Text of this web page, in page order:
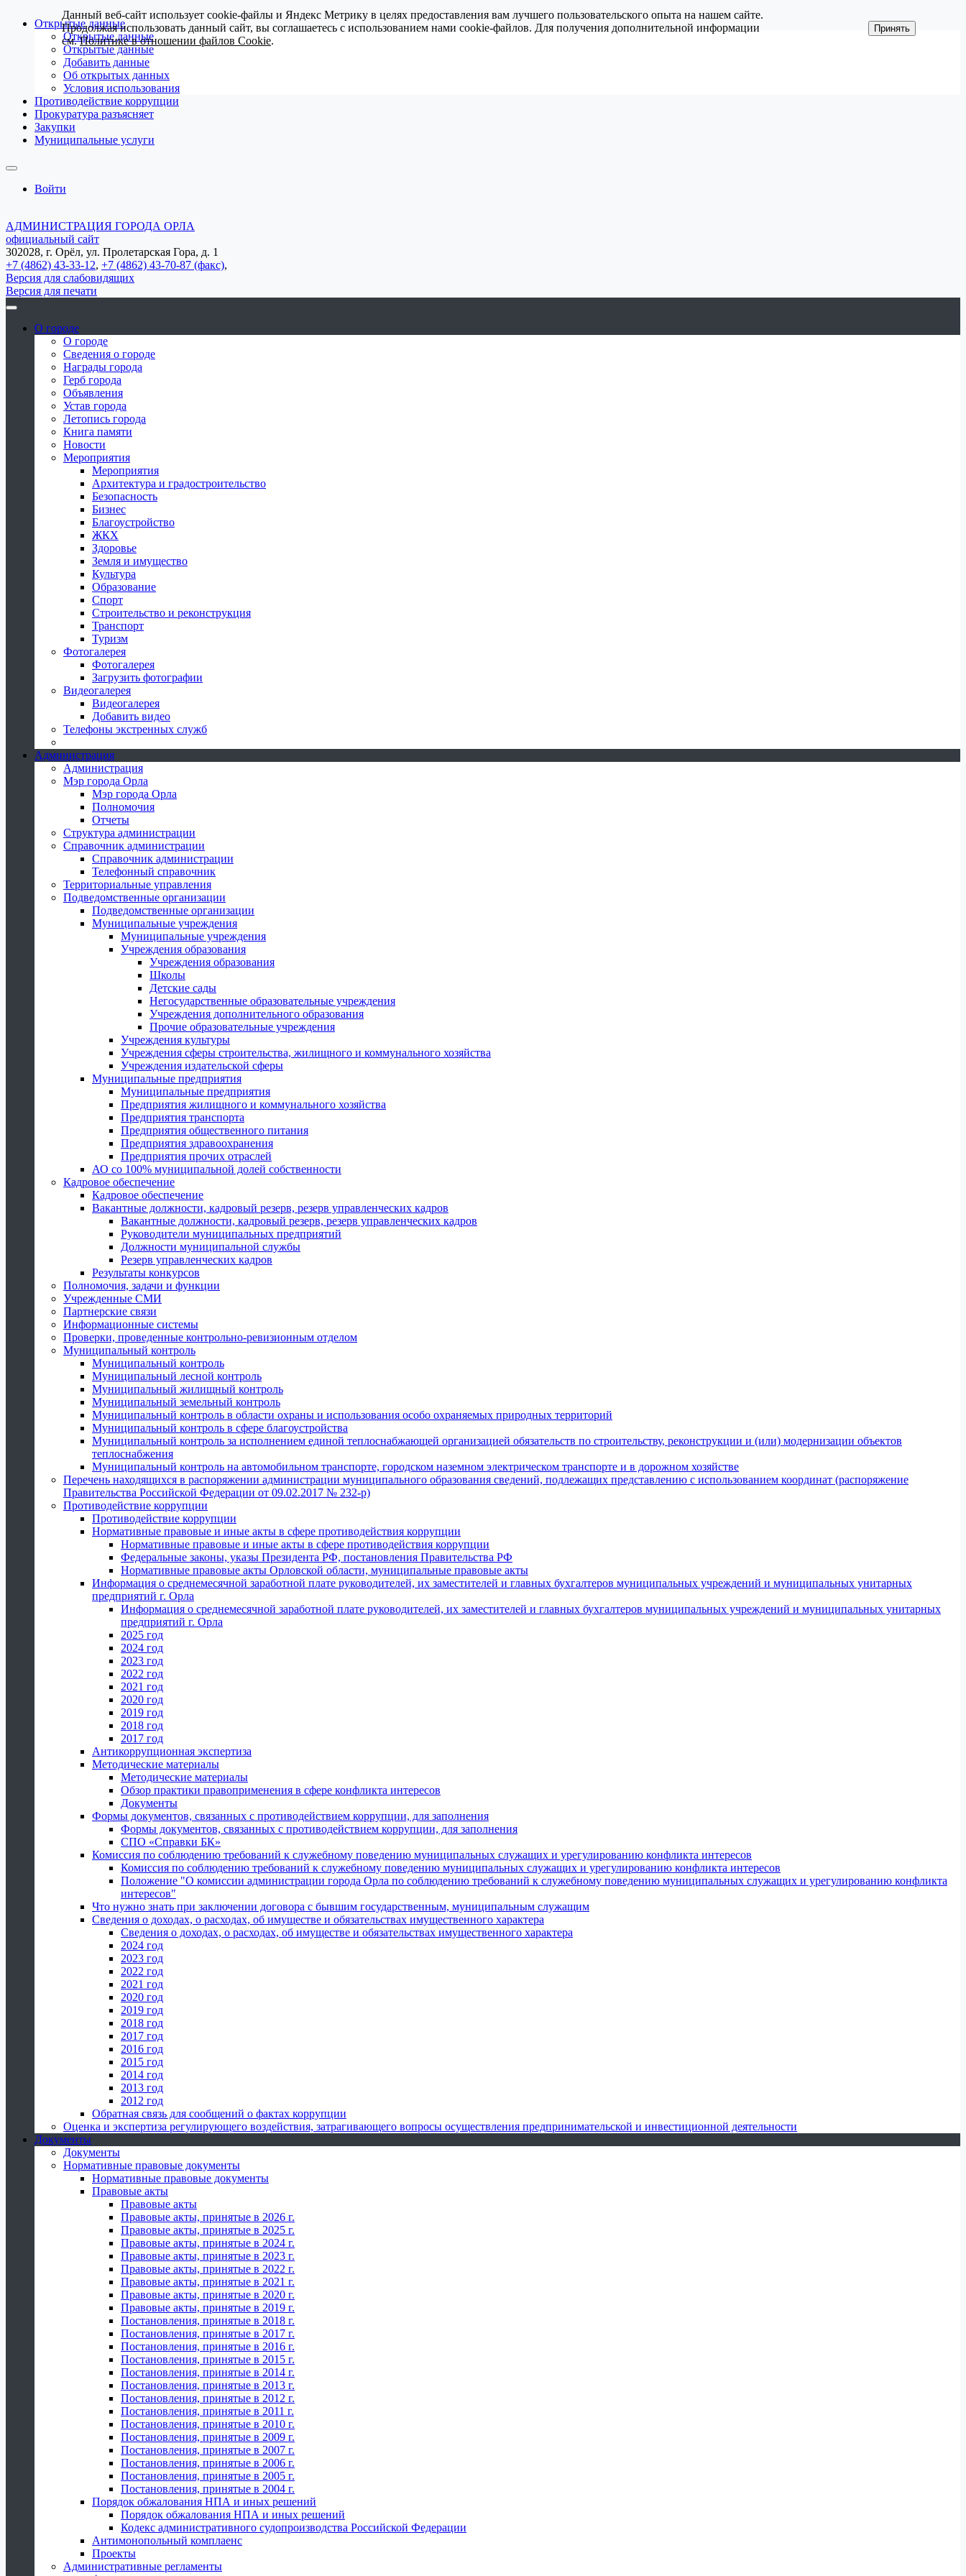
Открытые данные
Открытые данные
Открытые данные
Добавить данные
Об открытых данных
Условия использования
Противодействие коррупции
Прокуратура разъясняет
Закупки
Муниципальные услуги
Войти
АДМИНИСТРАЦИЯ ГОРОДА ОРЛА
официальный сайт
302028, г. Орёл, ул. Пролетарская Гора, д. 1
+7 (4862) 43-33-12, +7 (4862) 43-70-87 (факс),
Версия для слабовидящих
Версия для печати
О городе
О городе
Сведения о городе
Награды города
Герб города
Объявления
Устав города
Летопись города
Книга памяти
Новости
Мероприятия
Мероприятия
Архитектура и градостроительство
Безопасность
Бизнес
Благоустройство
ЖКХ
Здоровье
Земля и имущество
Культура
Образование
Спорт
Строительство и реконструкция
Транспорт
Туризм
Фотогалерея
Фотогалерея
Загрузить фотографии
Видеогалерея
Видеогалерея
Добавить видео
Телефоны экстренных служб
Администрация
Администрация
Мэр города Орла
Мэр города Орла
Полномочия
Отчеты
Структура администрации
Справочник администрации
Справочник администрации
Телефонный справочник
Территориальные управления
Подведомственные организации
Подведомственные организации
Муниципальные учреждения
Муниципальные учреждения
Учреждения образования
Учреждения образования
Школы
Детские сады
Негосударственные образовательные учреждения
Учреждения дополнительного образования
Прочие образовательные учреждения
Учреждения культуры
Учреждения сферы строительства, жилищного и коммунального хозяйства
Учреждения издательской сферы
Муниципальные предприятия
Муниципальные предприятия
Предприятия жилищного и коммунального хозяйства
Предприятия транспорта
Предприятия общественного питания
Предприятия здравоохранения
Предприятия прочих отраслей
АО со 100% муниципальной долей собственности
Кадровое обеспечение
Кадровое обеспечение
Вакантные должности, кадровый резерв, резерв управленческих кадров
Вакантные должности, кадровый резерв, резерв управленческих кадров
Руководители муниципальных предприятий
Должности муниципальной службы
Резерв управленческих кадров
Результаты конкурсов
Полномочия, задачи и функции
Учрежденные СМИ
Партнерские связи
Информационные системы
Проверки, проведенные контрольно-ревизионным отделом
Муниципальный контроль
Муниципальный контроль
Муниципальный лесной контроль
Муниципальный жилищный контроль
Муниципальный земельный контроль
Муниципальный контроль в области охраны и использования особо охраняемых природных территорий
Муниципальный контроль в сфере благоустройства
Муниципальный контроль за исполнением единой теплоснабжающей организацией обязательств по строительству, реконструкции и (или) модернизации объектов
теплоснабжения
Муниципальный контроль на автомобильном транспорте, городском наземном электрическом транспорте и в дорожном хозяйстве
Перечень находящихся в распоряжении администрации муниципального образования сведений, подлежащих представлению с использованием координат (распоряжение
Правительства Российской Федерации от 09.02.2017 № 232-р)
Противодействие коррупции
Противодействие коррупции
Нормативные правовые и иные акты в сфере противодействия коррупции
Нормативные правовые и иные акты в сфере противодействия коррупции
Федеральные законы, указы Президента РФ, постановления Правительства РФ
Нормативные правовые акты Орловской области, муниципальные правовые акты
Информация о среднемесячной заработной плате руководителей, их заместителей и главных бухгалтеров муниципальных учреждений и муниципальных унитарных
предприятий г. Орла
Информация о среднемесячной заработной плате руководителей, их заместителей и главных бухгалтеров муниципальных учреждений и муниципальных унитарных
предприятий г. Орла
2025 год
2024 год
2023 год
2022 год
2021 год
2020 год
2019 год
2018 год
2017 год
Антикоррупционная экспертиза
Методические материалы
Методические материалы
Обзор практики правоприменения в сфере конфликта интересов
Документы
Формы документов, связанных с противодействием коррупции, для заполнения
Формы документов, связанных с противодействием коррупции, для заполнения
СПО «Справки БК»
Комиссия по соблюдению требований к служебному поведению муниципальных служащих и урегулированию конфликта интересов
Комиссия по соблюдению требований к служебному поведению муниципальных служащих и урегулированию конфликта интересов
Положение "О комиссии администрации города Орла по соблюдению требований к служебному поведению муниципальных служащих и урегулированию конфликта
интересов"
Что нужно знать при заключении договора с бывшим государственным, муниципальным служащим
Сведения о доходах, о расходах, об имуществе и обязательствах имущественного характера
Сведения о доходах, о расходах, об имуществе и обязательствах имущественного характера
2024 год
2023 год
2022 год
2021 год
2020 год
2019 год
2018 год
2017 год
2016 год
2015 год
2014 год
2013 год
2012 год
Обратная связь для сообщений о фактах коррупции
Оценка и экспертиза регулирующего воздействия, затрагивающего вопросы осуществления предпринимательской и инвестиционной деятельности
Документы
Документы
Нормативные правовые документы
Нормативные правовые документы
Правовые акты
Правовые акты
Правовые акты, принятые в 2026 г.
Правовые акты, принятые в 2025 г.
Правовые акты, принятые в 2024 г.
Правовые акты, принятые в 2023 г.
Правовые акты, принятые в 2022 г.
Правовые акты, принятые в 2021 г.
Правовые акты, принятые в 2020 г.
Правовые акты, принятые в 2019 г.
Постановления, принятые в 2018 г.
Постановления, принятые в 2017 г.
Постановления, принятые в 2016 г.
Постановления, принятые в 2015 г.
Постановления, принятые в 2014 г.
Постановления, принятые в 2013 г.
Постановления, принятые в 2012 г.
Постановления, принятые в 2011 г.
Постановления, принятые в 2010 г.
Постановления, принятые в 2009 г.
Постановления, принятые в 2007 г.
Постановления, принятые в 2006 г.
Постановления, принятые в 2005 г.
Постановления, принятые в 2004 г.
Порядок обжалования НПА и иных решений
Порядок обжалования НПА и иных решений
Кодекс административного судопроизводства Российской Федерации
Антимонопольный комплаенс
Проекты
Административные регламенты
Данный веб-сайт использует cookie-файлы и Яндекс Метрику в целях предоставления вам лучшего пользовательского опыта на нашем сайте.
Продолжая использовать данный сайт, вы соглашаетесь с использованием нами cookie-файлов. Для получения дополнительной информации
см.Политике в отношении файлов Cookie.
Принять